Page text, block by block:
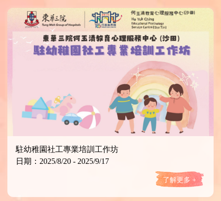
駐幼稚園社工專業培訓工作坊
日期：2025/8/20 - 2025/9/17
了解更多 +